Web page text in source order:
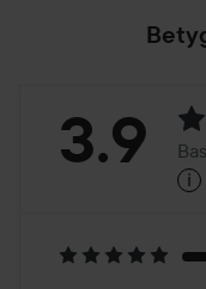
3.9
i